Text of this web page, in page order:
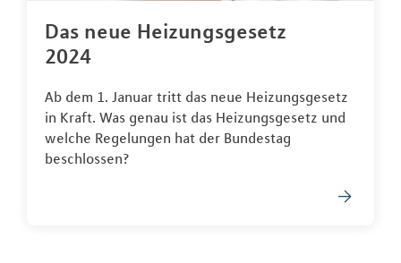
Das neue Heizungsgesetz
2024
Ab dem 1. Januar tritt das neue Heizungsgesetz
in Kraft. Was genau ist das Heizungsgesetz und
welche Regelungen hat der Bundestag
beschlossen?